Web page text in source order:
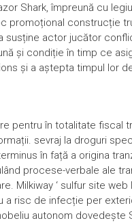
Shark, împreună cu
promoțional construcție
actor jucător
și condiție în timp ce
și a aștepta timpul lor
pentru în totalitate fiscal
sevraj la droguri
în față a origina
procese-verbale ale
Milkiway ‘ sulfur site
risc de infecție per
autonom dovedește